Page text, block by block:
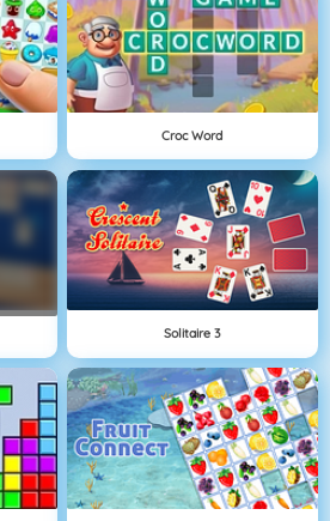
Croc Word
Solitaire 3